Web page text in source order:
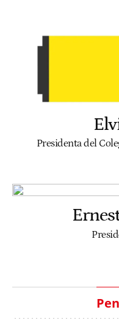
Presidenta del